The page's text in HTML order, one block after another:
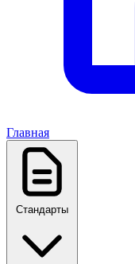
Главная
Стандарты